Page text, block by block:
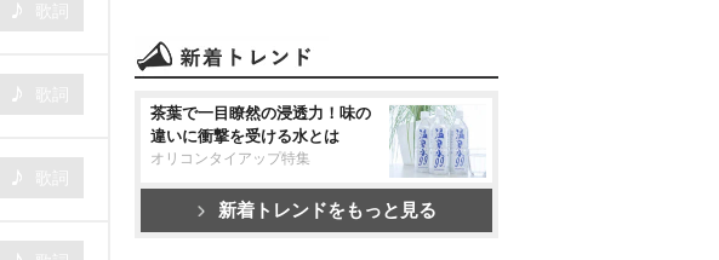
茶葉で一目瞭然の浸透力！味の
違いに衝撃を受ける水とは
オリコンタイアップ特集
新着トレンドをもっと見る